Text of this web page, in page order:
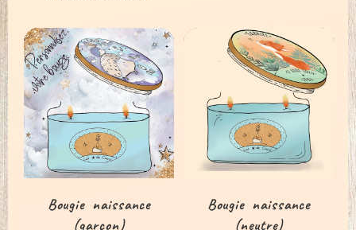
Bougie naissance
(garçon)
Bougie naissance
(neutre)